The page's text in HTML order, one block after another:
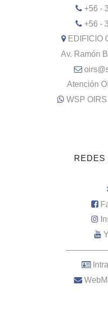
+56 -
+56 -
EDIFICIO
Av. Ramón
Atención
WSP
REDES